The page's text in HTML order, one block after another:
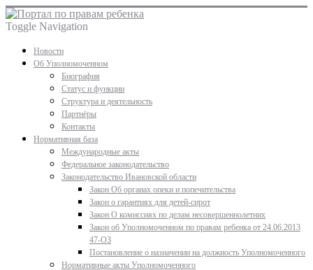
Toggle Navigation
Новости
Об Уполномоченном
Биография
Статус и функции
Структура и деятельность
Партнёры
Контакты
Нормативная база
Международные акты
Федеральное законодательство
Законодательство Ивановской области
Закон Об органах опеки и попечительства
Закон о гарантиях для детей-сирот
Закон О комиссиях по делам несовершеннолетних
Закон об Уполномоченном по правам ребенка от 24.06.2013
47-ОЗ
Постановление о назначении на должность Уполномоченного
Нормативные акты Уполномоченного